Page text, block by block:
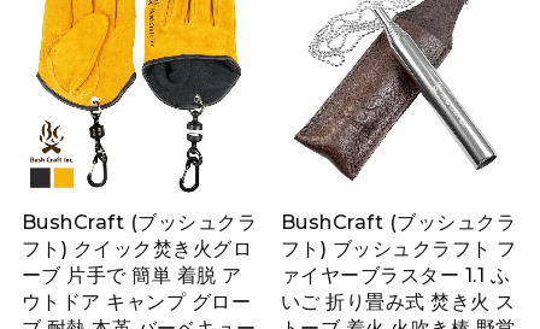
BushCraft (ブッシュクラ
フト) クイック焚き火グロ
ーブ 片手で 簡単 着脱 ア
ウトドア キャンプ グロー
BushCraft (ブッシュクラ
フト) ブッシュクラフト フ
ァイヤーブラスター 1.1 ふ
いご 折り畳み式 焚き火 ス